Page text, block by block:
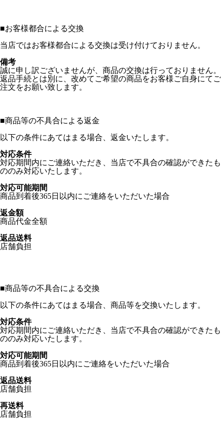
■お客様都合による交換
当店ではお客様都合による交換は受け付けておりません。
備考
誠に申し訳ございませんが、商品の交換は行っておりません。
返品手続とは別に、改めてご希望の商品をお客様ご自身にてご
注文をお願い致します。
■商品等の不具合による返金
以下の条件にあてはまる場合、返金いたします。
対応条件
対応期間内にご連絡いただき、当店で不具合の確認ができたも
ののみ対応いたします。
対応可能期間
商品到着後365日以内にご連絡をいただいた場合
返金額
商品代金全額
返品送料
店舗負担
■商品等の不具合による交換
以下の条件にあてはまる場合、商品等を交換いたします。
対応条件
対応期間内にご連絡いただき、当店で不具合の確認ができたも
ののみ対応いたします。
対応可能期間
商品到着後365日以内にご連絡をいただいた場合
返品送料
店舗負担
再送料
店舗負担